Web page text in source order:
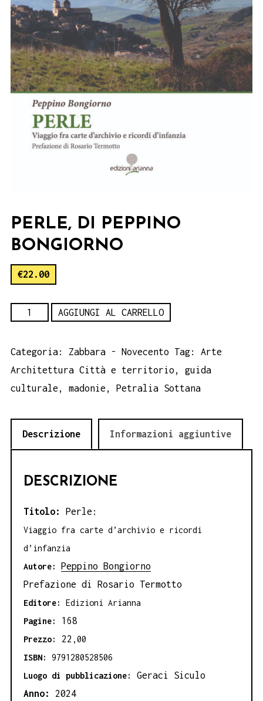
PERLE, DI PEPPINO
BONGIORNO
€22.00
Perle,
Peppino
Bongiorno
quantità
AGGIUNGI AL CARRELLO
Categoria: Zabbara - Novecento Tag: Arte
Architettura Città e territorio , guida
culturale , madonie , Petralia Sottana
Descrizione Informazioni aggiuntive
DESCRIZIONE
Titolo: Perle:
Viaggio fra carte d’archivio e ricordi
d’infanzia
Autore:
Peppino Bongiorno
Prefazione di Rosario Termotto
Editore: Edizioni Arianna
Pagine:
168
Prezzo: 22 ,00
ISBN: 9791280528506
Luogo di pubblicazione:
Geraci Siculo
Anno: 2024